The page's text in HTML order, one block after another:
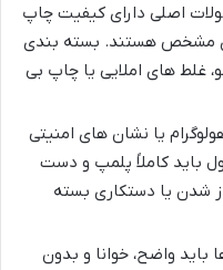
اصلی دارای کیفیت چاپ
مشخص هستند. بسته بندی
غلط های املایی یا چاپ بی
یا نشان های امنیتی
باید کاملاً پلمپ و دست
شدن یا دستکاری بسته
باید واضح، خوانا و بدون